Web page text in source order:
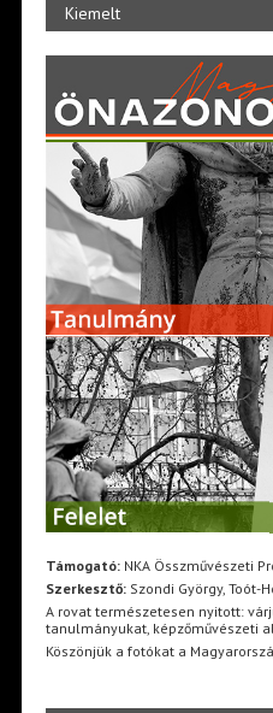
Kiemelt
Támogató:NKA Összművészeti
Szerkesztő:Szondi György, Toót-
A rovat természetesen nyitott:
tanulmányukat, képzőművészeti
Köszönjük a fotókat a